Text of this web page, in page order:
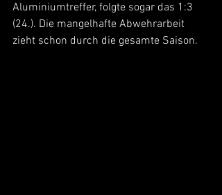
Aluminiumtreffer, folgte sogar das 1:3
(24.). Die mangelhafte Abwehrarbeit
zieht schon durch die gesamte Saison.